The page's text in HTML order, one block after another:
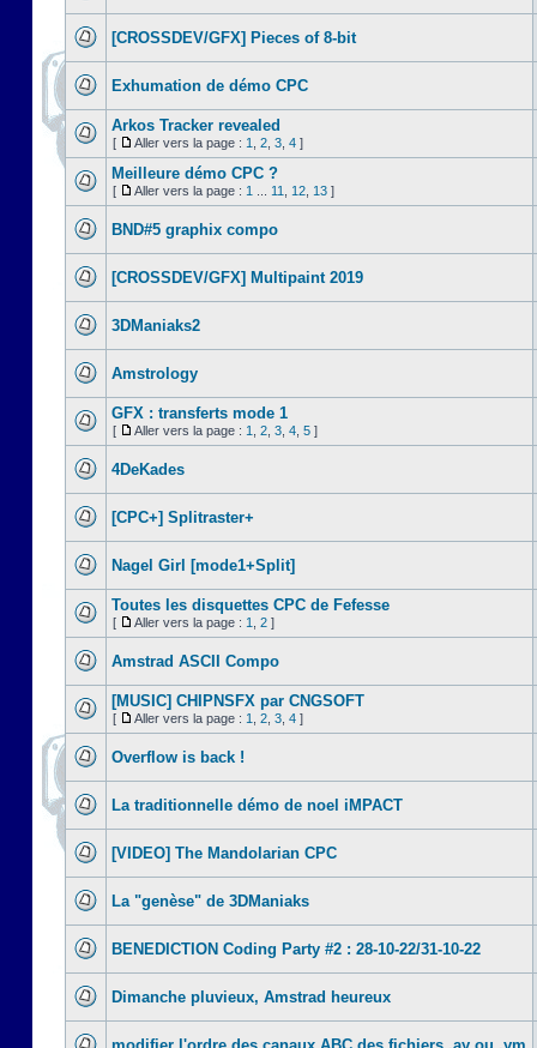
[CROSSDEV/GFX] Pieces of 8-bit
Exhumation de démo CPC
Arkos Tracker revealed
[ Aller vers la page : 1 2 3 4 ]
Meilleure démo CPC ?
[ Aller vers la page : 1 11 12 13 ]
BND#5 graphix compo
[CROSSDEV/GFX] Multipaint 2019
3DManiaks2
Amstrology
GFX : transferts mode 1
[ Aller vers la page : 1 2 3 4 5 ]
4DeKades
[CPC+] Splitraster+
Nagel Girl [mode1+Split]
Toutes les disquettes CPC de Fefesse
[ Aller vers la page : 1 2 ]
Amstrad ASCII Compo
[MUSIC] CHIPNSFX par CNGSOFT
[ Aller vers la page : 1 2 3 4 ]
Overflow is back !
La traditionnelle démo de noel iMPACT
[VIDEO] The Mandolarian CPC
La "genèse" de 3DManiaks
BENEDICTION Coding Party #2 : 28-10-22/31-10-22
Dimanche pluvieux, Amstrad heureux